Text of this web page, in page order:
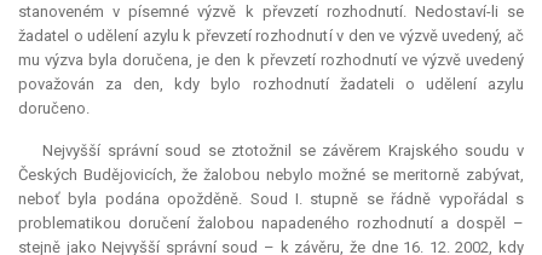
stanoveném v písemné výzvě k převzetí rozhodnutí. Nedostaví-li se
žadatel o udělení azylu k převzetí rozhodnutí v den ve výzvě uvedený, ač
mu výzva byla doručena, je den k převzetí rozhodnutí ve výzvě uvedený
považován za den, kdy bylo rozhodnutí žadateli o udělení azylu
doručeno.
Nejvyšší správní soud se ztotožnil se závěrem Krajského soudu v
Českých Budějovicích, že žalobou nebylo možné se meritorně zabývat,
neboť byla podána opožděně. Soud I. stupně se řádně vypořádal s
problematikou doručení žalobou napadeného rozhodnutí a dospěl –
stejně jako Nejvyšší správní soud – k závěru, že dne 16. 12. 2002, kdy